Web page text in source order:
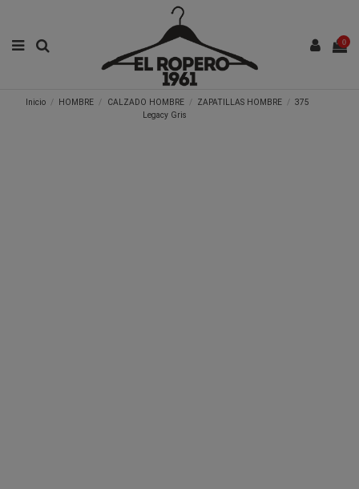
0
Inicio HOMBRE CALZADO HOMBRE ZAPATILLAS HOMBRE
375
Legacy Gris